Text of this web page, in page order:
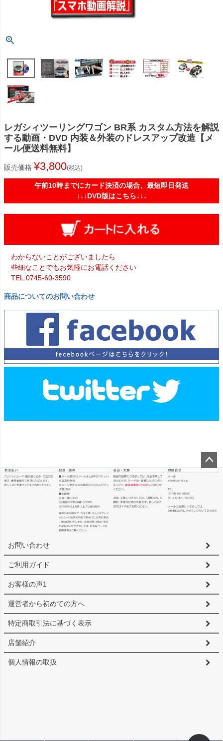
レガシィツーリングワゴン BR系 カスタム方法を解説
する動画・DVD 内装＆外装のドレスアップ改造【メ
ール便送料無料】
販売価格 ¥3,800 税込
午前10時までにカード決済の場合、最短即日発送
↓↓↓DVD版はこちら↓↓↓
わからないことがございましたら
些細なことでもお気軽にお電話ください
TEL:0745-60-3590
商品についてのお問い合わせ
ペー
へ
お問い合わせ
ご利用ガイド
お客様の声1
運営者から初めての方へ
特定商取引法に基づく表示
店舗紹介
個人情報の取扱